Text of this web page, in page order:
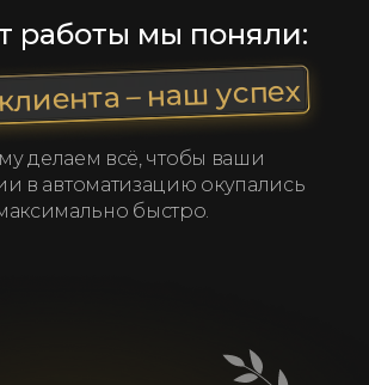
работы мы поняли:
– наш успех
делаем всё, чтобы ваши
в автоматизацию окупались
быстро.